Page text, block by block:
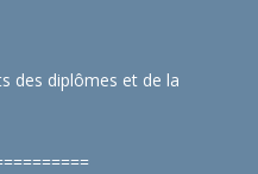
des diplômes et de la
====